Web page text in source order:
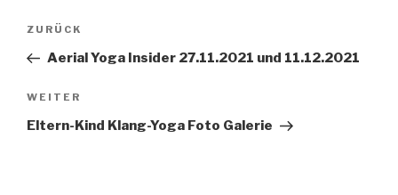
Beitragsnavigation
Vorheriger
Beitrag
ZURÜCK
Aerial Yoga Insider 27.11.2021 und 11.12.2021
Nächster
Beitrag
WEITER
Eltern-Kind Klang-Yoga Foto Galerie